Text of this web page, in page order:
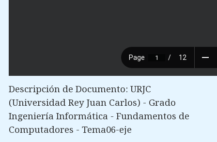
Descripción de Documento: URJC
(Universidad Rey Juan Carlos) - Grado
Ingeniería Informática - Fundamentos de
Computadores - Tema06-eje